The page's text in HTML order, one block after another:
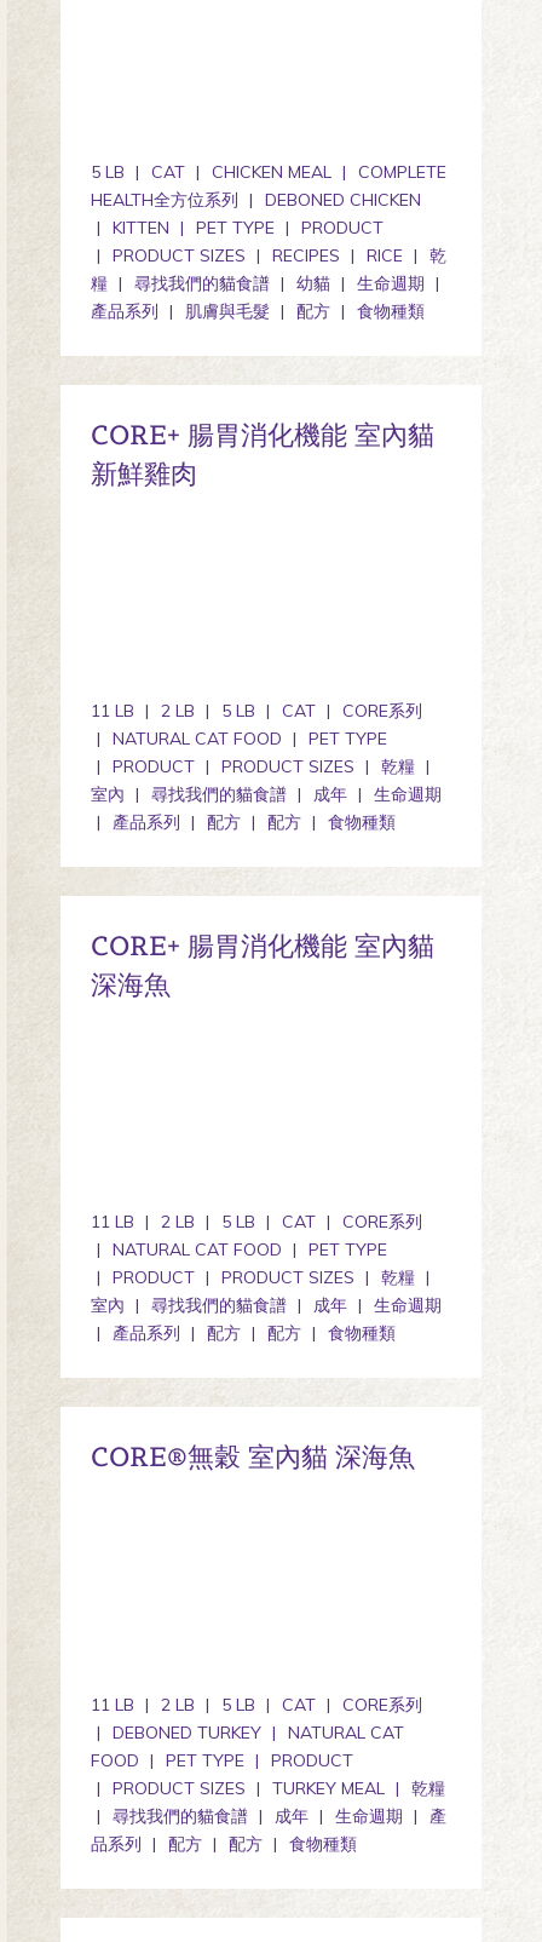
5 LB CAT CHICKEN MEAL
COMPLETE
HEALTH全方位系列
DEBONED CHICKEN
KITTEN
PET TYPE
PRODUCT
PRODUCT SIZES
RECIPES RICE
乾
糧
尋找我們的貓食譜 幼貓
生命週期
產品系列
肌膚與毛髮 配方 食物種類
CORE+ 腸胃消化機能 室內貓
新鮮雞肉
11 LB 2 LB 5 LB CAT
CORE系列
NATURAL CAT FOOD
PET TYPE
PRODUCT
PRODUCT SIZES
乾糧
室內
尋找我們的貓食譜 成年
生命週期
產品系列
配方 配方 食物種類
CORE+ 腸胃消化機能 室內貓
深海魚
11 LB 2 LB 5 LB CAT
CORE系列
NATURAL CAT FOOD
PET TYPE
PRODUCT
PRODUCT SIZES
乾糧
室內
尋找我們的貓食譜 成年
生命週期
產品系列
配方 配方 食物種類
CORE®無穀 室內貓 深海魚
11 LB 2 LB 5 LB CAT
CORE系列
DEBONED TURKEY
NATURAL CAT
FOOD
PET TYPE
PRODUCT
PRODUCT SIZES
TURKEY MEAL
乾糧
尋找我們的貓食譜
成年 生命週期
產
品系列
配方 配方 食物種類